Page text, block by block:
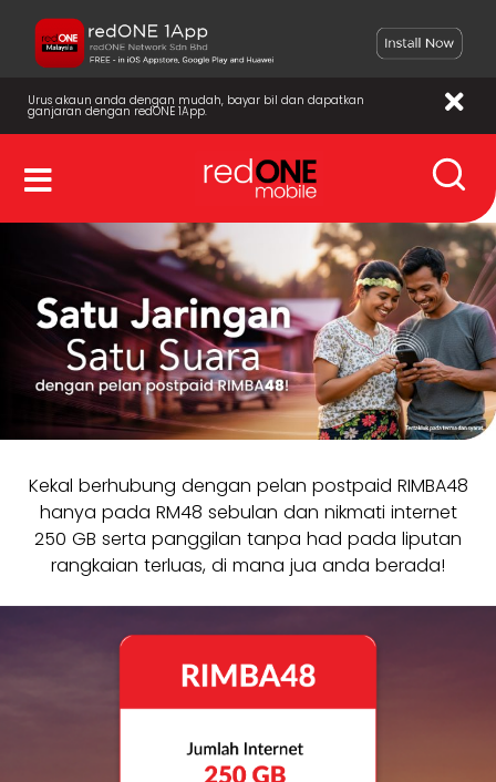
Urus akaun anda dengan mudah, bayar bil dan dapatkan
ganjaran dengan redONE 1App.
Kekal berhubung dengan pelan postpaid RIMBA48
hanya pada RM48 sebulan dan nikmati internet
250 GB serta panggilan tanpa had pada liputan
rangkaian terluas, di mana jua anda berada!